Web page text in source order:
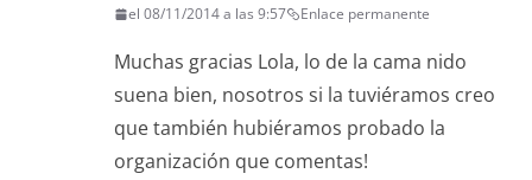
el 08/11/2014 a las 9:57 Enlace permanente
Muchas gracias Lola, lo de la cama nido
suena bien, nosotros si la tuviéramos creo
que también hubiéramos probado la
organización que comentas!